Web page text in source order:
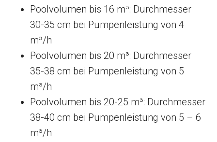
Poolvolumen bis 16 m³: Durchmesser
30-35 cm bei Pumpenleistung von 4
m³/h
Poolvolumen bis 20 m³: Durchmesser
35-38 cm bei Pumpenleistung von 5
m³/h
Poolvolumen bis 20-25 m³: Durchmesser
38-40 cm bei Pumpenleistung von 5 – 6
m³/h